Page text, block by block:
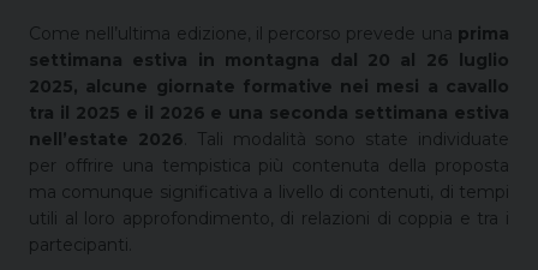
Come nell’ultima edizione, il percorso prevede una prima
settimana estiva in montagna dal 20 al 26 luglio
2025, alcune giornate formative nei mesi a cavallo
tra il 2025 e il 2026 e una seconda settimana estiva
nell’estate 2026 . Tali modalità sono state individuate
per offrire una tempistica più contenuta della proposta
ma comunque significativa a livello di contenuti, di tempi
utili al loro approfondimento, di relazioni di coppia e tra i
partecipanti.